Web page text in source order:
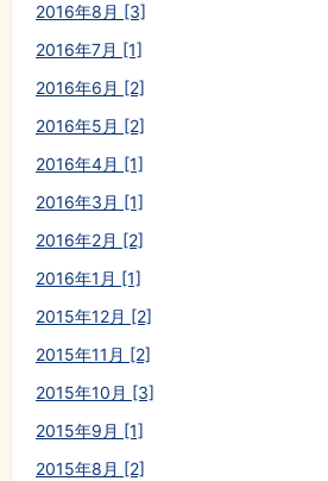
2016年8月 [3]
2016年7月 [1]
2016年6月 [2]
2016年5月 [2]
2016年4月 [1]
2016年3月 [1]
2016年2月 [2]
2016年1月 [1]
2015年12月 [2]
2015年11月 [2]
2015年10月 [3]
2015年9月 [1]
2015年8月 [2]